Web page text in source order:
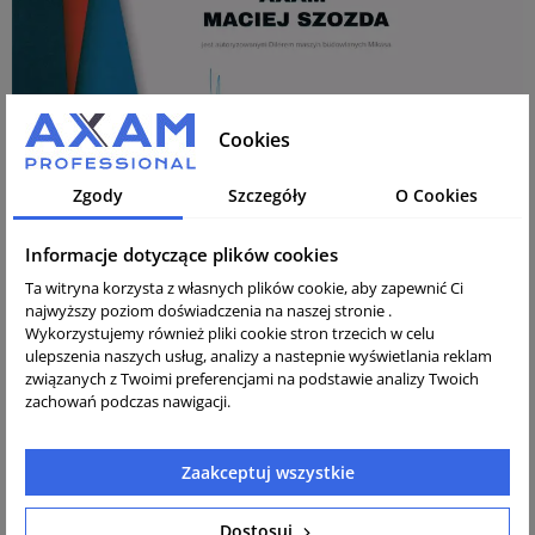
MIKASA - JAPOŃSKA NIEZAWODNOŚĆ
Na krajowym rynku pojawił się czołowy producent
lekkiego sprzętu zagęszczającego – renomowana
japońska firma MIKASA. Obecnie to najbardziej uznana
marka w Azji i druga pod względem popularności w
Stanach Zjednoczonych. Wedle ich ideologii tworzą takie
maszyny że jak ktoś raz kupi Mikasę to już zawsze będzie
kupował Mikasę, według naszej sprzedaży wielokrotnie
IDEOLOGIA FIRMY
W oparciu o politykę zarządzania: „MIKASA MARKA NA
Cookies
Zgody Szczegóły O Cookies
Informacje dotyczące plików cookies
Ta witryna korzysta z własnych plików cookie, aby zapewnić Ci
najwyższy poziom doświadczenia na naszej stronie .
Wykorzystujemy również pliki cookie stron trzecich w celu
ulepszenia naszych usług, analizy a nastepnie wyświetlania reklam
związanych z Twoimi preferencjami na podstawie analizy Twoich
zachowań podczas nawigacji.
Zaakceptuj wszystkie